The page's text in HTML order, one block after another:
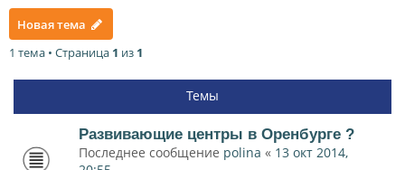
Новая тема
1 тема • Страница 1 из 1
Темы
Развивающие центры в Оренбурге ?
Последнее сообщение polina « 13 окт 2014,